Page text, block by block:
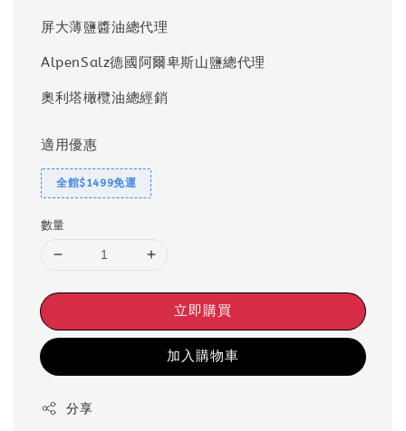
屏大薄鹽醬油總代理
AlpenSalz德國阿爾卑斯山鹽總代理
奧利塔橄欖油總經銷
適用優惠
全館$1499免運
數量
立即購買
加入購物車
分享